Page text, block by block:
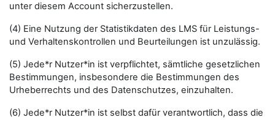
unter diesem Account sicherzustellen.
(4) Eine Nutzung der Statistikdaten des LMS für Leistungs-
und Verhaltenskontrollen und Beurteilungen ist unzulässig.
(5) Jede*r Nutzer*in ist verpflichtet, sämtliche gesetzlichen
Bestimmungen, insbesondere die Bestimmungen des
Urheberrechts und des Datenschutzes, einzuhalten.
(6) Jede*r Nutzer*in ist selbst dafür verantwortlich, dass die